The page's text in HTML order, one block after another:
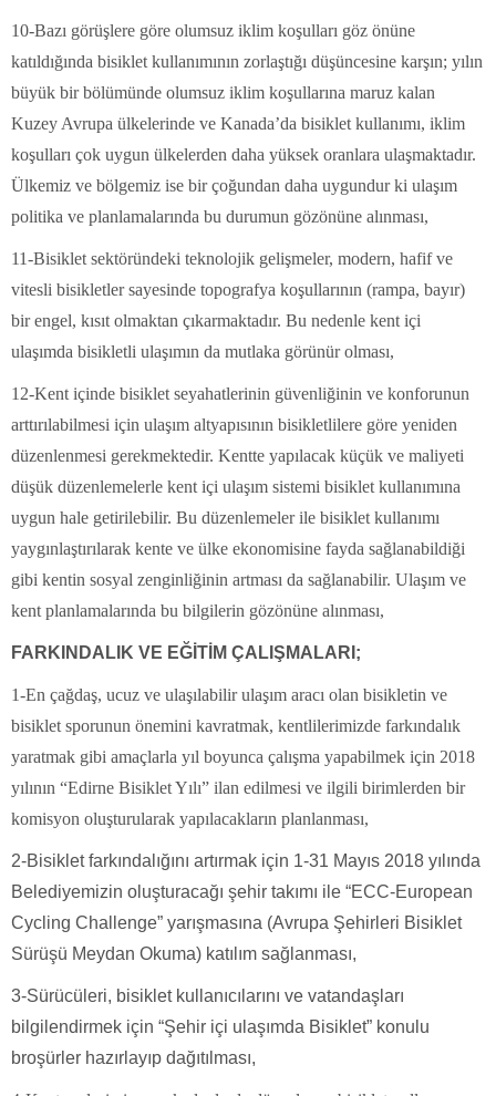
10-Bazı görüşlere göre olumsuz iklim koşulları göz önüne
katıldığında bisiklet kullanımının zorlaştığı düşüncesine karşın; yılın
büyük bir bölümünde olumsuz iklim koşullarına maruz kalan
Kuzey Avrupa ülkelerinde ve Kanada’da bisiklet kullanımı, iklim
koşulları çok uygun ülkelerden daha yüksek oranlara ulaşmaktadır.
Ülkemiz ve bölgemiz ise bir çoğundan daha uygundur ki ulaşım
politika ve planlamalarında bu durumun gözönüne alınması,
11-Bisiklet sektöründeki teknolojik gelişmeler, modern, hafif ve
vitesli bisikletler sayesinde topografya koşullarının (rampa, bayır)
bir engel, kısıt olmaktan çıkarmaktadır. Bu nedenle kent içi
ulaşımda bisikletli ulaşımın da mutlaka görünür olması,
12-Kent içinde bisiklet seyahatlerinin güvenliğinin ve konforunun
arttırılabilmesi için ulaşım altyapısının bisikletlilere göre yeniden
düzenlenmesi gerekmektedir. Kentte yapılacak küçük ve maliyeti
düşük düzenlemelerle kent içi ulaşım sistemi bisiklet kullanımına
uygun hale getirilebilir. Bu düzenlemeler ile bisiklet kullanımı
yaygınlaştırılarak kente ve ülke ekonomisine fayda sağlanabildiği
gibi kentin sosyal zenginliğinin artması da sağlanabilir. Ulaşım ve
kent planlamalarında bu bilgilerin gözönüne alınması,
FARKINDALIK VE EĞİTİM ÇALIŞMALARI;
1-En çağdaş, ucuz ve ulaşılabilir ulaşım aracı olan bisikletin ve
bisiklet sporunun önemini kavratmak, kentlilerimizde farkındalık
yaratmak gibi amaçlarla yıl boyunca çalışma yapabilmek için 2018
yılının “Edirne Bisiklet Yılı” ilan edilmesi ve ilgili birimlerden bir
komisyon oluşturularak yapılacakların planlanması,
2-Bisiklet farkındalığını artırmak için 1-31 Mayıs 2018 yılında
Belediyemizin oluşturacağı şehir takımı ile “ECC-European
Cycling Challenge” yarışmasına (Avrupa Şehirleri Bisiklet
Sürüşü Meydan Okuma) katılım sağlanması,
3-Sürücüleri, bisiklet kullanıcılarını ve vatandaşları
bilgilendirmek için “Şehir içi ulaşımda Bisiklet” konulu
broşürler hazırlayıp dağıtılması,